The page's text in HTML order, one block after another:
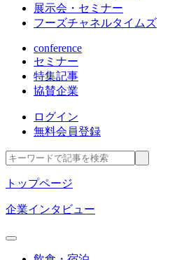
展示会・セミナー
フーズチャネルタイムズ
conference
セミナー
特集記事
協賛企業
ログイン
無料会員登録
トップページ
企業インタビュー